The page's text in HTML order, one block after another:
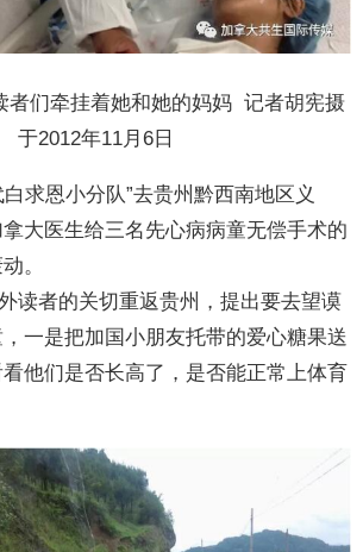
者们牵挂着她和她的妈妈 记者胡宪摄
于2012年11月6日
求恩小分队”去贵州黔西南地区义
大医生给三名先心病病童无偿手术的
。
读者的关切重返贵州，提出要去望谟
一是把加国小朋友托带的爱心糖果送
他们是否长高了，是否能正常上体育